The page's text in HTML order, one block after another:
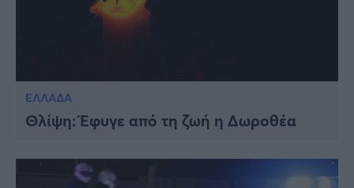
ΕΛΛΑΔΑ
Θλίψη: Έφυγε από τη ζωή η Δωροθέα